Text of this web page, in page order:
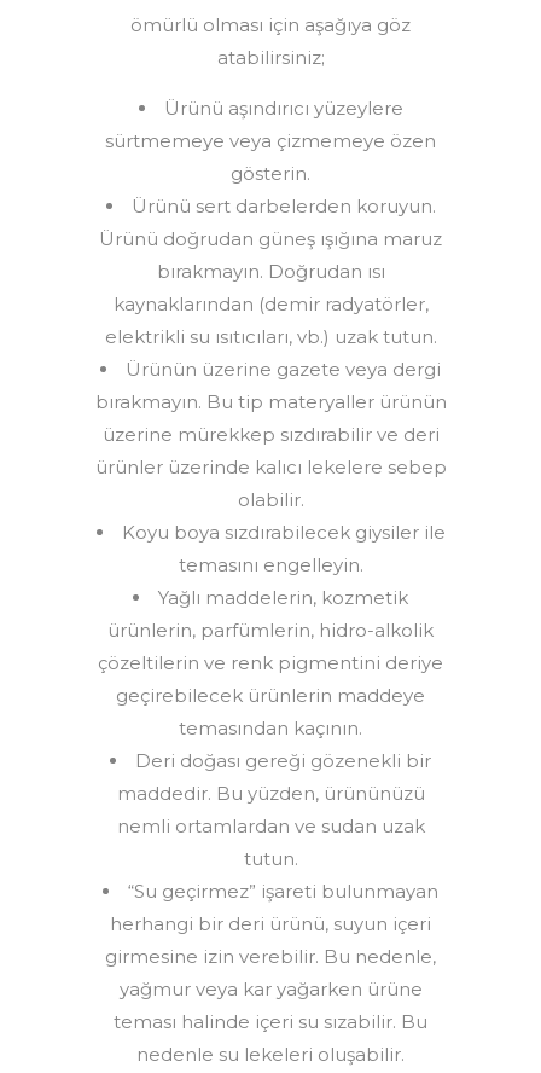
ömürlü olması için aşağıya göz
atabilirsiniz;
Ürünü aşındırıcı yüzeylere
sürtmemeye veya çizmemeye özen
gösterin.
Ürünü sert darbelerden koruyun.
Ürünü doğrudan güneş ışığına maruz
bırakmayın. Doğrudan ısı
kaynaklarından (demir radyatörler,
elektrikli su ısıtıcıları, vb.) uzak tutun.
Ürünün üzerine gazete veya dergi
bırakmayın. Bu tip materyaller ürünün
üzerine mürekkep sızdırabilir ve deri
ürünler üzerinde kalıcı lekelere sebep
olabilir.
Koyu boya sızdırabilecek giysiler ile
temasını engelleyin.
Yağlı maddelerin, kozmetik
ürünlerin, parfümlerin, hidro-alkolik
çözeltilerin ve renk pigmentini deriye
geçirebilecek ürünlerin maddeye
temasından kaçının.
Deri doğası gereği gözenekli bir
maddedir. Bu yüzden, ürününüzü
nemli ortamlardan ve sudan uzak
tutun.
“Su geçirmez” işareti bulunmayan
herhangi bir deri ürünü, suyun içeri
girmesine izin verebilir. Bu nedenle,
yağmur veya kar yağarken ürüne
teması halinde içeri su sızabilir. Bu
nedenle su lekeleri oluşabilir.